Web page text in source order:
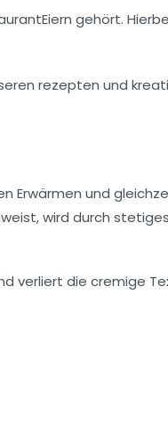
gehört.
Erwärmen und
wird durch
verliert die cremige